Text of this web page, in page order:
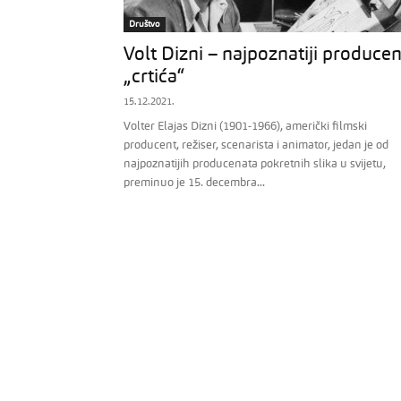
Društvo
Volt Dizni – najpoznatiji
„crtića“
15.12.2021.
Volter Elajas Dizni (1901-1966), američki filmski
producent, režiser, scenarista i animator, jedan je od
najpoznatijih producenata pokretnih slika u svijetu,
preminuo je 15. decembra...